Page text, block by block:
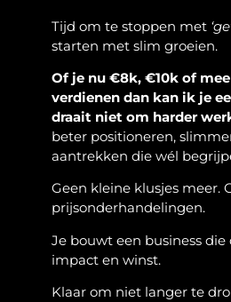
Tijd om te stoppen met
starten met slim groeien.
Of je nu €8k, €10k of
verdienen dan kan ik je
draait niet om harder
beter positioneren,
aantrekken die wél
Geen kleine klusjes meer.
prijsonderhandelingen.
Je bouwt een business
impact en winst.
Klaar om niet langer te